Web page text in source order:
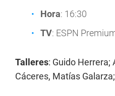
Hora: 16:30
TV: ESPN
Talleres: Guido
Cáceres, Matías